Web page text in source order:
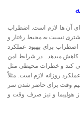
آن ها لازم است. اضطراب
نسبت به محیط رفتار و
برای بهبود عملکرد
کاهش میدهد.. در شرایط امن
کند و خطرات محیطی مثل
روزانه لازم است. مثلاً
وقت برای حاضر شدن سر
هواپیما و نیز صرف وقت و